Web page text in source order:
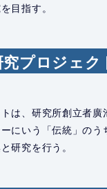
目指す。
プロジェク
は、研究所創立者廣
にいう「伝統」のう
研究を行う。